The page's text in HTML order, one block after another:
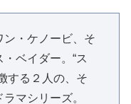
ン・ケノービ、そ
ベイダー。“ス
する２人の、そ
マシリーズ。